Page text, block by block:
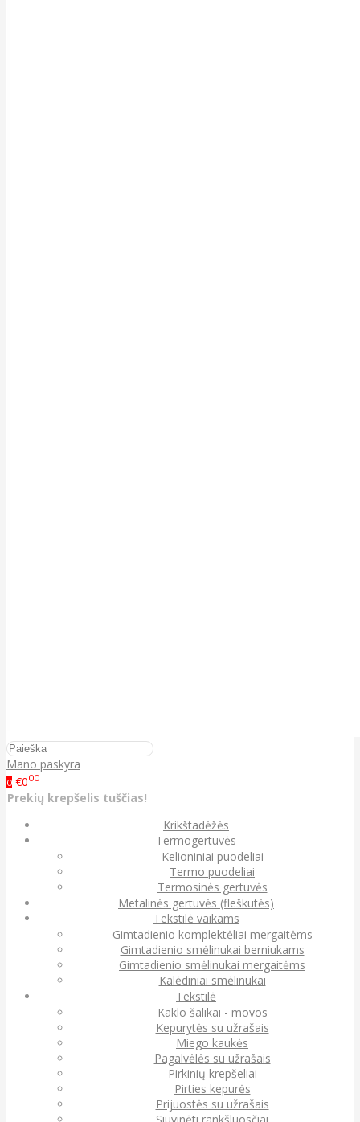
Mano paskyra
0 €000
Prekių krepšelis tuščias!
Krikštadėžės
Termogertuvės
Kelioniniai puodeliai
Termo puodeliai
Termosinės gertuvės
Metalinės gertuvės (fleškutės)
Tekstilė vaikams
Gimtadienio komplektėliai mergaitėms
Gimtadienio smėlinukai berniukams
Gimtadienio smėlinukai mergaitėms
Kalėdiniai smėlinukai
Tekstilė
Kaklo šalikai - movos
Kepurytės su užrašais
Miego kaukės
Pagalvėlės su užrašais
Pirkinių krepšeliai
Pirties kepurės
Prijuostės su užrašais
Siuvinėti rankšluosčiai